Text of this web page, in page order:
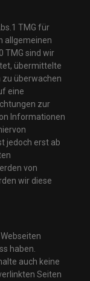
TMG für
allgemeinen
TMG sind wir
übermittelte
überwachen
eine
zur
Informationen
jedoch erst ab
von
wir diese
haben.
auch keine
Seiten